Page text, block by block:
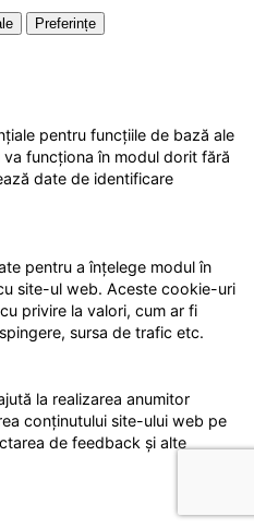
Preferințe
pentru funcțiile de bază ale
funcționa în modul dorit fără
date de identificare
pentru a înțelege modul în
site-ul web. Aceste cookie-uri
privire la valori, cum ar fi
sursa de trafic etc.
la realizarea anumitor
conținutului site-ului web pe
de feedback și alte